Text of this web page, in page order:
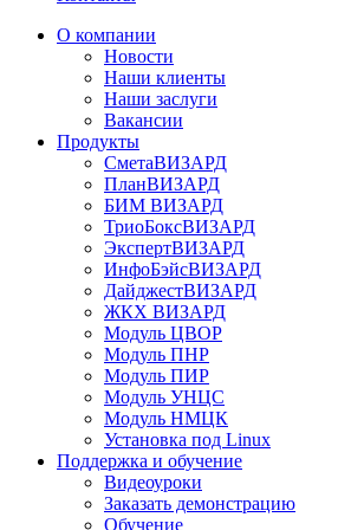
О компании
Новости
Наши клиенты
Наши заслуги
Вакансии
Продукты
СметаВИЗАРД
ПланВИЗАРД
БИМ ВИЗАРД
ТриоБоксВИЗАРД
ЭкспертВИЗАРД
ИнфоБэйсВИЗАРД
ДайджестВИЗАРД
ЖКХ ВИЗАРД
Модуль ЦВОР
Модуль ПНР
Модуль ПИР
Модуль УНЦС
Модуль НМЦК
Установка под Linux
Поддержка и обучение
Видеоуроки
Заказать демонстрацию
Обучение